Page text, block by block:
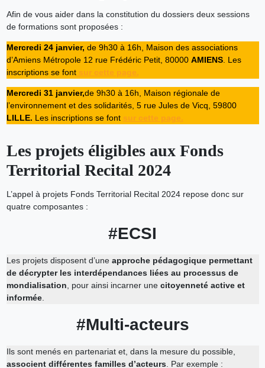
Afin de vous aider dans la constitution du dossiers deux sessions
de formations sont proposées :
Mercredi 24 janvier, de 9h30 à 16h, Maison des associations
d’Amiens Métropole 12 rue Frédéric Petit, 80000 AMIENS. Les
inscriptions se fontsur cette page.
Mercredi 31 janvier,de 9h30 à 16h, Maison régionale de
l’environnement et des solidarités, 5 rue Jules de Vicq, 59800
LILLE. Les inscriptions se font sur cette page.
Les projets éligibles aux Fonds
Territorial Recital 2024
L’appel à projets Fonds Territorial Recital 2024 repose donc sur
quatre composantes :
#ECSI
Les projets disposent d’une approche pédagogique permettant
de décrypter les interdépendances liées au processus de
mondialisation , pour ainsi incarner une citoyenneté active et
informée.
#Multi-acteurs
Ils sont menés en partenariat et, dans la mesure du possible,
associent différentes familles d’acteurs. Par exemple :